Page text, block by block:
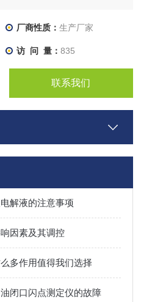
家
厂商性质： 生产厂家
访 问 量： 835
联系我们
解液的注意事项
因素及其调控
多作用值得我们选择
闭口闪点测定仪的故障